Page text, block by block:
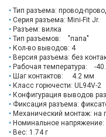
Тип разъема: провод-
Серия разъема: Mini-Fit Jr.
Разъем: вилка
Тип разъемов: "папа"
Кол-во выводов: 4
Версия разъема: без
Рабочая температура: -
Шаг контактов: 4.2 мм
Класс горючести: UL94V-2
Конфигурация выводов
Фиксация разъема:
Механический монтаж: на
Номинальное напряжение:
Вес: 1.74 г